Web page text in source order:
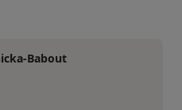
Babout